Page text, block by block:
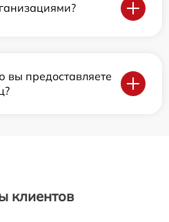
предоставляете
клиентов